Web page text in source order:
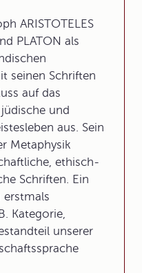
ARISTOTELES
PLATON als
seinen Schriften
auf das
und
aus. Sein
Metaphysik
ethisch-
Schriften. Ein
erstmals
Kategorie,
unserer